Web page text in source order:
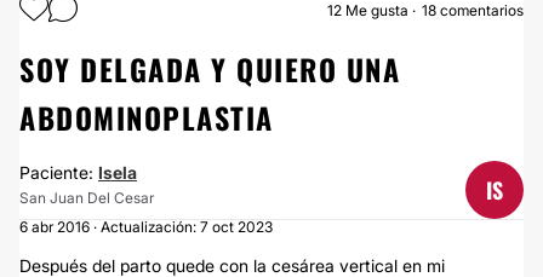
12 Me gusta 18 comentarios
SOY DELGADA Y QUIERO UNA
ABDOMINOPLASTIA
Paciente: Isela
San Juan Del Cesar IS
6 abr 2016 · Actualización: 7 oct 2023
Después del parto quede con la cesárea vertical en mi